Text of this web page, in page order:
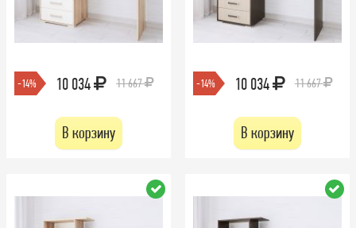
-14% 10 034 11 667
В корзину
-14% 10 034 11 667
В корзину